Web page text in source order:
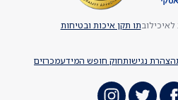
הצהרת נגישותחוק חופש המידעמכרזים
תו תקן איכות ובטיחות